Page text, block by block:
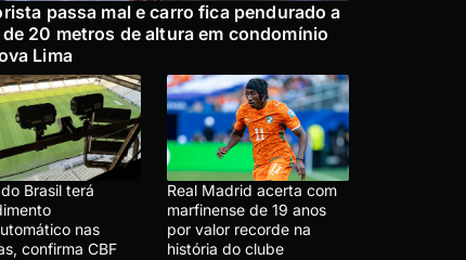
passa mal e carro fica pendurado a
de 20 metros de altura em condomínio
Lima
Brasil terá
nas
confirma CBF
Real Madrid acerta com
marfinense de 19 anos
por valor recorde na
história do clube